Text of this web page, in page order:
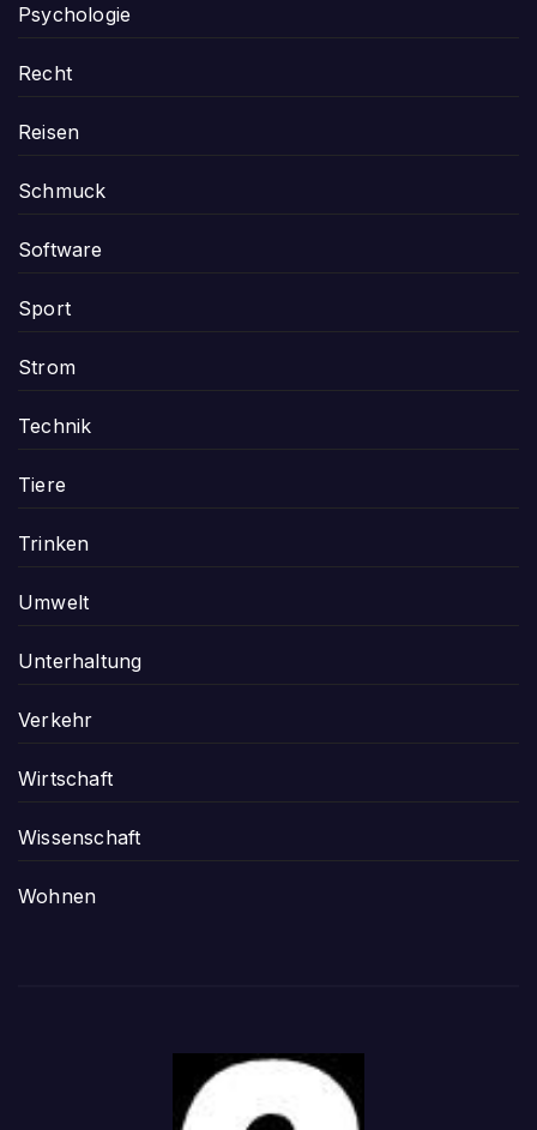
Psychologie
Recht
Reisen
Schmuck
Software
Sport
Strom
Technik
Tiere
Trinken
Umwelt
Unterhaltung
Verkehr
Wirtschaft
Wissenschaft
Wohnen